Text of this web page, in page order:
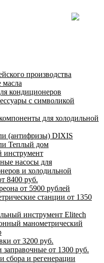
производства
кондиционеров
с символикой
для холодильной
(антифризы) DIXIS
Теплый дом
инструмент
насосы для
и холодильной
8400 руб.
от 5900 рублей
станции от 1350
инструмент Elitech
манометрический
от 3200 руб.
от 1300 руб.
сбора и регенерации